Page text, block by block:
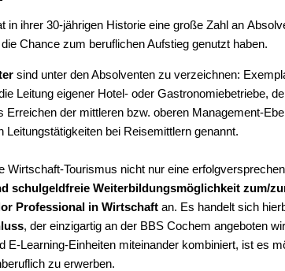
in ihrer 30-jährigen Historie eine große Zahl an
Chance zum beruflichen Aufstieg genutzt haben.
sind unter den Absolventen zu verzeichnen:
Leitung eigener Hotel- oder Gastronomiebetriebe,
Erreichen der mittleren bzw. oberen Management-
bei Reisemittlern genannt.
Tourismus nicht nur eine
schulgeldfreie Weiterbildungsmöglichkeit zum/
Professional in Wirtschaft an. Es handelt sich
, der einzigartig an der BBS Cochem angeboten
E-Learning-Einheiten miteinander kombiniert, ist es
zu erwerben.